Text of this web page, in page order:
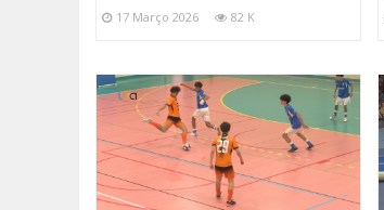
17 Março 2026 82 K